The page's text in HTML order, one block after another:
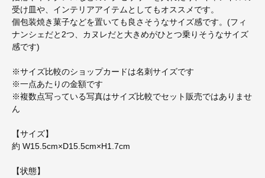
受け皿や、インテリアアイテムとしてもオススメです。
個包装焼き菓子などを置いても良さそうなサイズ感です。(フィ
ナンシェだと2つ、カヌレだと大きめがひとつ乗りそうなサイズ
感です)
※サイズ比較のショップカードは名刺サイズです
※一点あたりの金額です
※複数点写っている写真はサイズ比較でセット販売ではありませ
ん
【サイズ】
約 W15.5cm×D15.5cm×H1.7cm
【状態】